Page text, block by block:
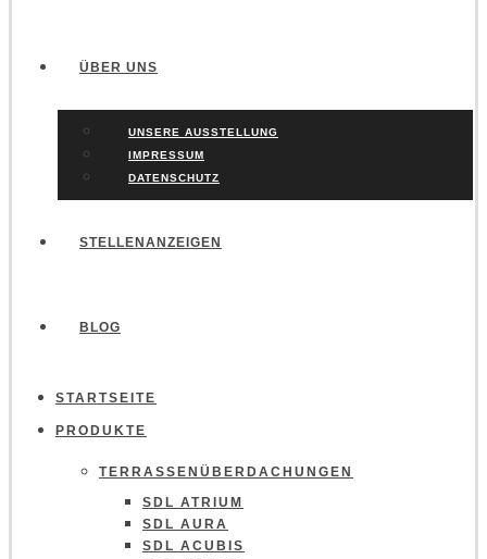
ÜBER UNS
UNSERE AUSSTELLUNG
IMPRESSUM
DATENSCHUTZ
STELLENANZEIGEN
BLOG
STARTSEITE
PRODUKTE
TERRASSENÜBERDACHUNGEN
SDL ATRIUM
SDL AURA
SDL ACUBIS